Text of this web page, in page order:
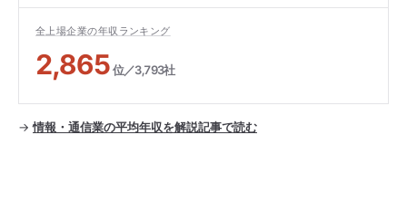
全上場企業の年収ランキング
2,865位／3,793社
→情報・通信業の平均年収を解説記事で読む